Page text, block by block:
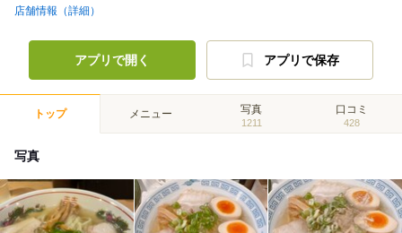
店舗情報（詳細）
アプリで開く アプリで保存
トップ メニュー 写真
1211
口コミ
428
写真